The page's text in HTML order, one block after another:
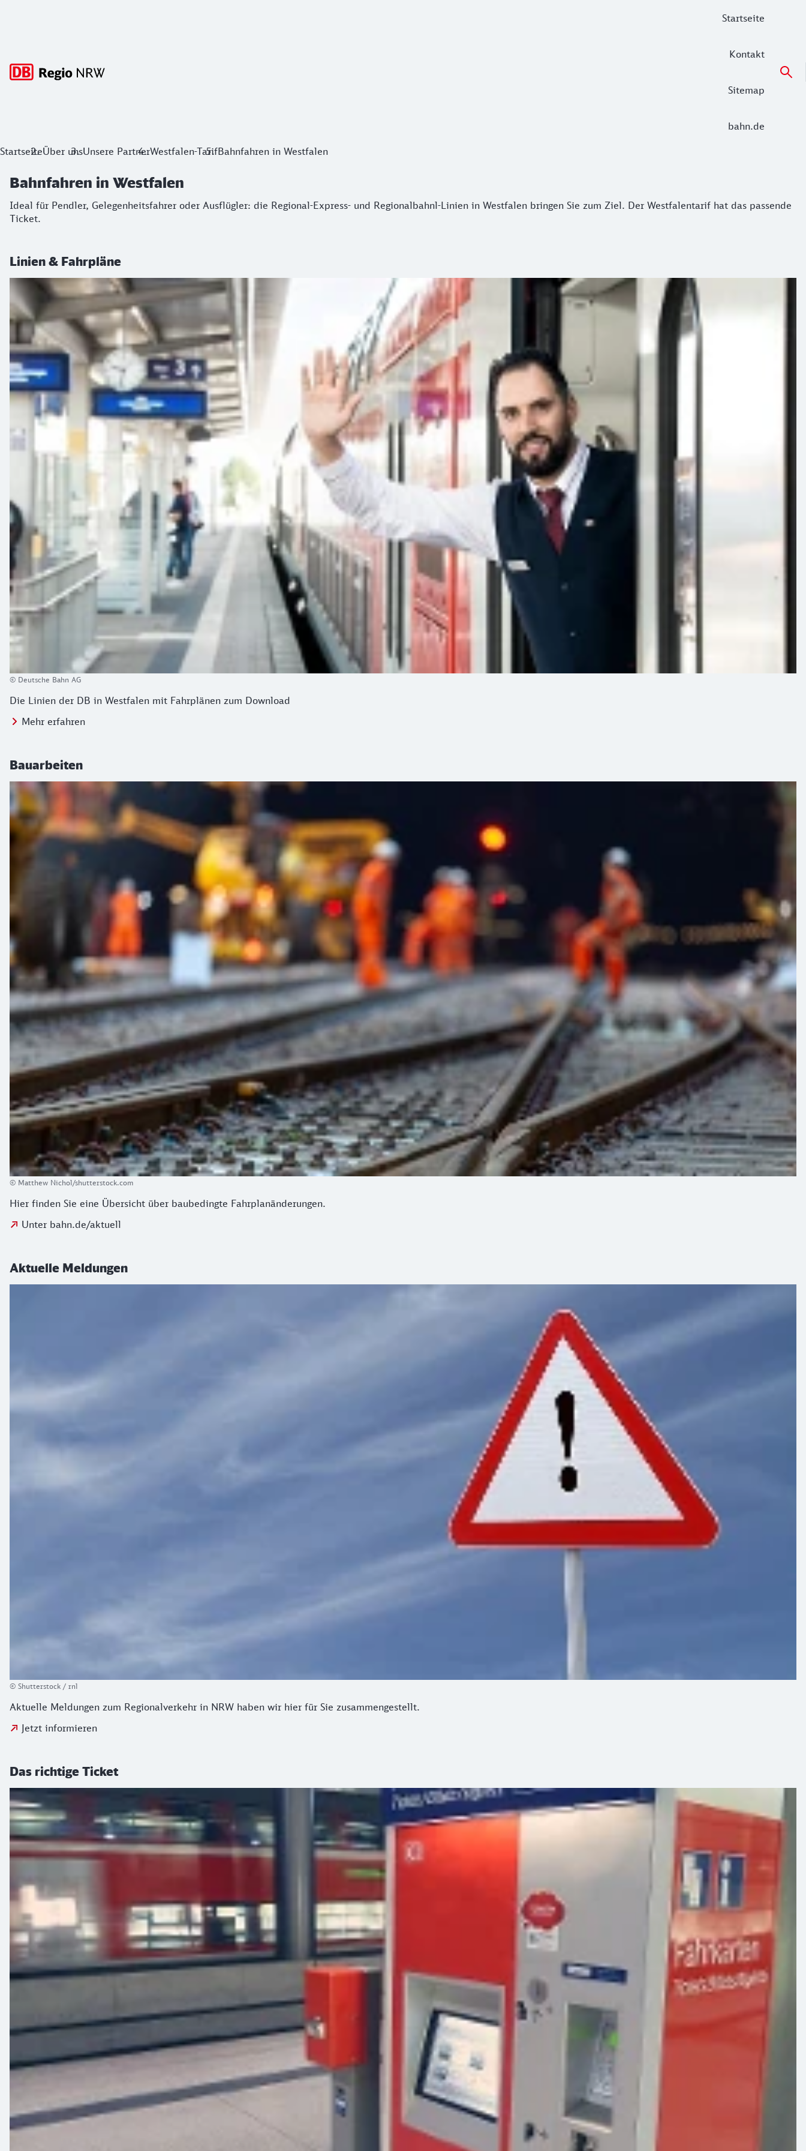
Startseite
Kontakt
Sitemap
bahn.de
Bahnfahren in Westfalen
StartseiteÜber unsUnsere PartnerWestfalen-TarifBahnfahren in Westfalen
Bahnfahren in Westfalen
Ideal für Pendler, Gelegenheitsfahrer oder Ausflügler: die Regional-Express- und Regionalbahnl-Linien in Westfalen bringen Sie zum Ziel. Der Westfalentarif hat das passende
Ticket.
Linien & Fahrpläne
© Deutsche Bahn AG
Die Linien der DB in Westfalen mit Fahrplänen zum Download
Mehr erfahren
Bauarbeiten
© Matthew Nichol/shutterstock.com
Hier finden Sie eine Übersicht über baubedingte Fahrplanänderungen.
Unter bahn.de/aktuell
Aktuelle Meldungen
© Shutterstock / rnl
Aktuelle Meldungen zum Regionalverkehr in NRW haben wir hier für Sie zusammengestellt.
Jetzt informieren
Das richtige Ticket